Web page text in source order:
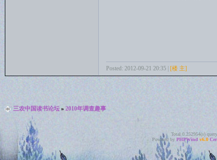
Posted: 2012-09-21 20:35 | [楼 主]
三农中国读书论坛» 2010年调查趣事
Total 0.252954(s)
Powered by PHPWind v6.0